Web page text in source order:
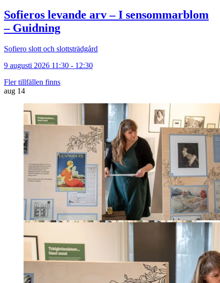
Sofieros levande arv – I sensommarblom
– Guidning
Sofiero slott och slottsträdgård
9 augusti 2026 11:30 - 12:30
Fler tillfällen finns
aug 14